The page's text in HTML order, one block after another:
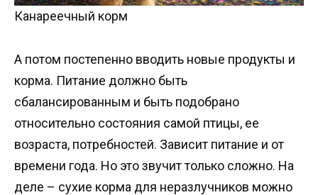
Канареечный корм
А потом постепенно вводить новые продукты и
корма. Питание должно быть
сбалансированным и быть подобрано
относительно состояния самой птицы, ее
возраста, потребностей. Зависит питание и от
времени года. Но это звучит только сложно. На
деле – сухие корма для неразлучников можно